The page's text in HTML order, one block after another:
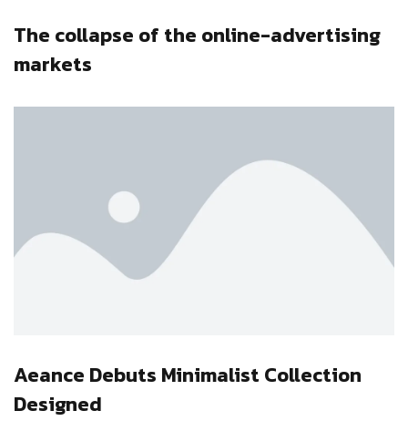
The collapse of the online-advertising
markets
Aeance Debuts Minimalist Collection
Designed